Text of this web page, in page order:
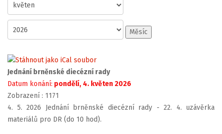
Měsíc
Jednání brněnské diecézní rady
Datum konání: pondělí, 4. květen 2026
Zobrazení : 1171
4. 5. 2026 Jednání brněnské diecézní rady - 22. 4. uzávěrka
materiálů pro DR (do 10 hod).